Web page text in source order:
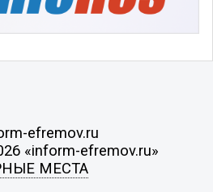
efremov.ru
«inform-efremov.ru»
МЕСТА